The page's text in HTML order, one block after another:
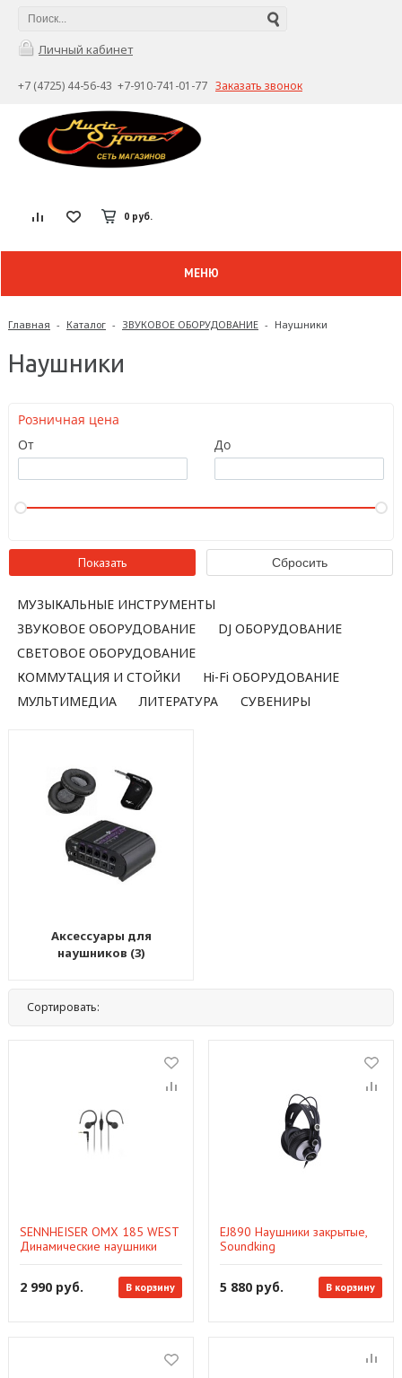
Личный кабинет
+7 (4725) 44-56-43 +7-910-741-01-77 Заказать звонок
0 руб.
МЕНЮ
Главная - Каталог - ЗВУКОВОЕ ОБОРУДОВАНИЕ - Наушники
Наушники
Розничная цена
От
До
МУЗЫКАЛЬНЫЕ ИНСТРУМЕНТЫ
ЗВУКОВОЕ ОБОРУДОВАНИЕ
DJ ОБОРУДОВАНИЕ
СВЕТОВОЕ ОБОРУДОВАНИЕ
КОММУТАЦИЯ И СТОЙКИ
Hi-Fi ОБОРУДОВАНИЕ
МУЛЬТИМЕДИА
ЛИТЕРАТУРА СУВЕНИРЫ
Аксессуары для
наушников (3)
Сортировать:
SENNHEISER OMX 185 WEST
Динамические наушники
2 990 руб. В корзину
EJ890 Наушники закрытые,
Soundking
5 880 руб. В корзину